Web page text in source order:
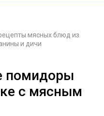
мясных блюд из
и дичи
помидоры
с мясным